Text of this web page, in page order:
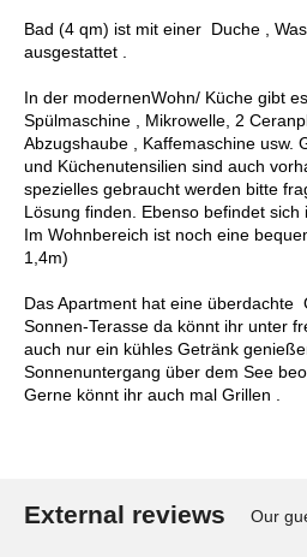
Bad (4 qm) ist mit einer Duche ,
ausgestattet .
In der modernenWohn/ Küche gibt
Spülmaschine , Mikrowelle, 2
Abzugshaube , Kaffemaschine usw.
und Küchenutensilien sind auch
spezielles gebraucht werden bitte
Lösung finden. Ebenso befindet sich
Im Wohnbereich ist noch eine
1,4m)
Das Apartment hat eine
Sonnen-Terasse da könnt ihr unter
auch nur ein kühles Getränk
Sonnenuntergang über dem See
Gerne könnt ihr auch mal Grillen .
External reviews Our